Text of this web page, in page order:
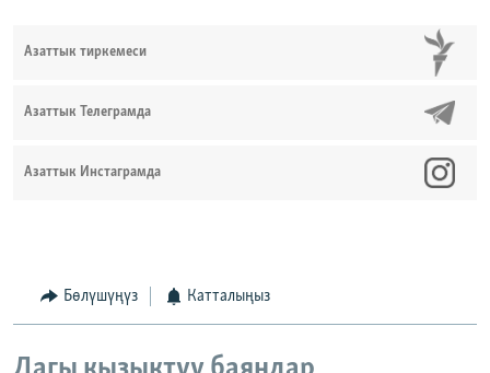
Азаттык тиркемеси
Азаттык Телеграмда
Азаттык Инстаграмда
Бөлүшүңүз Катталыңыз